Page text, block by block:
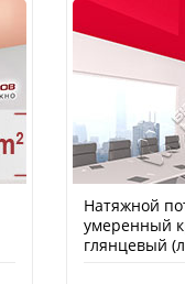
Натяжной
умеренный
глянцевый